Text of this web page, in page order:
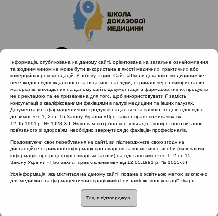
Головна
Матеріали за МКХ-11
12 Хвороби органів дихання
Матеріали за МКХ-11::12 Хвороби органів
дихання
Рубрика:
12 Хвороби органів дихання
Інформація, опублікована на даному сайті, орієнтована на загальне ознайомлення
та жодним чином не може бути використана в якості медичних, практичних або
комерційних рекомендацій. У зв’язку з цим, Сайт «Школи доказової медицини» не
несе жодної відповідальності за негативні наслідки, отримані через використання
матеріалів, викладених на даному сайті. Документація з фармацевтичних продуктів
не є рекламою та не призначена для того, щоб використовувати її замість
консультації з кваліфікованими фахівцями в галузі медицини та інших галузях.
Документація з фармацевтичних продуктів надається за вашою згодою відповідно
до вимог ч.ч. 1, 2 ст. 15 Закону України «Про захист прав споживачів» від
12.05.1991 р. № 1023-XII. Якщо вам потрібна консультація з конкретного питання,
пов’язаного зі здоров’ям, необхідно звернутися до фахівців- професіоналів.
Продовжуючи своє перебування на сайті, ви підтверджуєте свою згоду на
дистанційне отримання інформації про лікарські та косметичні засоби (включаючи
інформацію про рецептурні лікарські засоби) на підставі вимог ч.ч. 1, 2 ст. 15
Закону України «Про захист прав споживачів» від 12.05.1991 р. № 1023-XII.
Уся інформація, яка міститься на даному сайті, подана з освітньою метою виключно
для медичних та фармацевтичних працівників і не замінює консультації лікаря.
Так, я підтверджую.